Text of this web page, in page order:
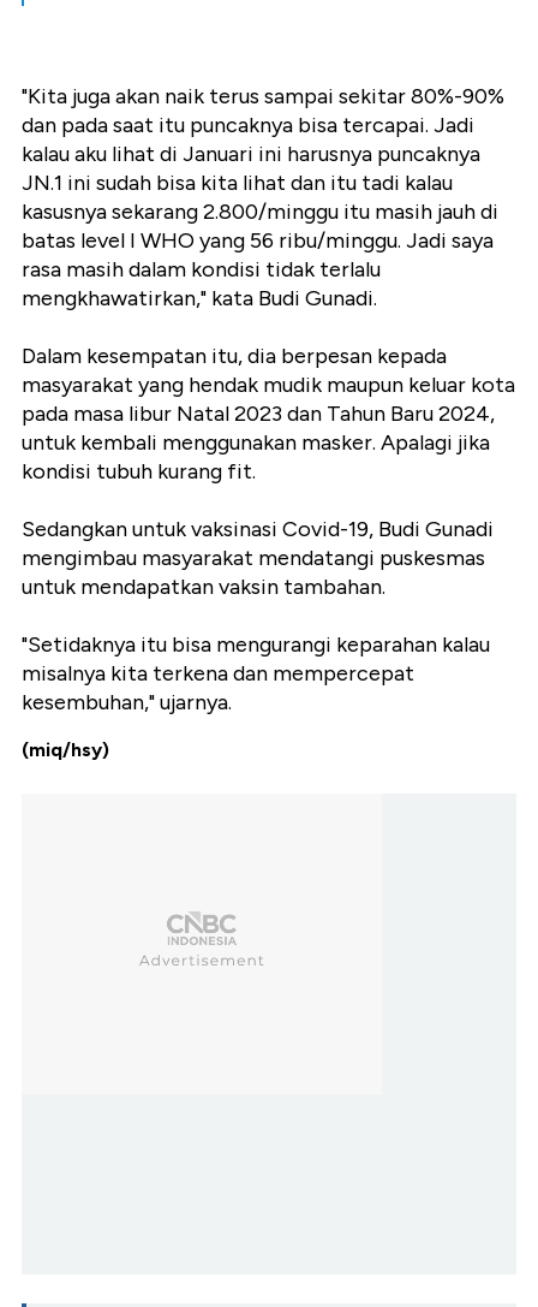
"Kita juga akan naik terus sampai sekitar 80%-90%
dan pada saat itu puncaknya bisa tercapai. Jadi
kalau aku lihat di Januari ini harusnya puncaknya
JN.1 ini sudah bisa kita lihat dan itu tadi kalau
kasusnya sekarang 2.800/minggu itu masih jauh di
batas level I WHO yang 56 ribu/minggu. Jadi saya
rasa masih dalam kondisi tidak terlalu
mengkhawatirkan," kata Budi Gunadi.
Dalam kesempatan itu, dia berpesan kepada
masyarakat yang hendak mudik maupun keluar kota
pada masa libur Natal 2023 dan Tahun Baru 2024,
untuk kembali menggunakan masker. Apalagi jika
kondisi tubuh kurang fit.
Sedangkan untuk vaksinasi Covid-19, Budi Gunadi
mengimbau masyarakat mendatangi puskesmas
untuk mendapatkan vaksin tambahan.
"Setidaknya itu bisa mengurangi keparahan kalau
misalnya kita terkena dan mempercepat
kesembuhan," ujarnya.
(miq/hsy)